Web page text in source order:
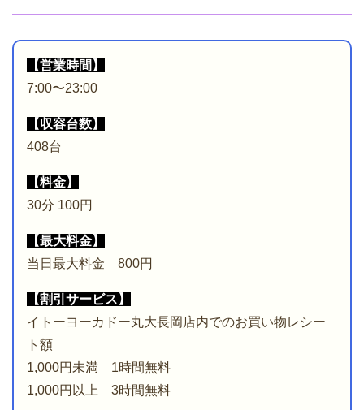
【営業時間】
7:00〜23:00
【収容台数】
408台
【料金】
30分 100円
【最大料金】
当日最大料金 800円
【割引サービス】
イトーヨーカドー丸大長岡店内でのお買い物レシー
ト額
1,000円未満 1時間無料
1,000円以上 3時間無料